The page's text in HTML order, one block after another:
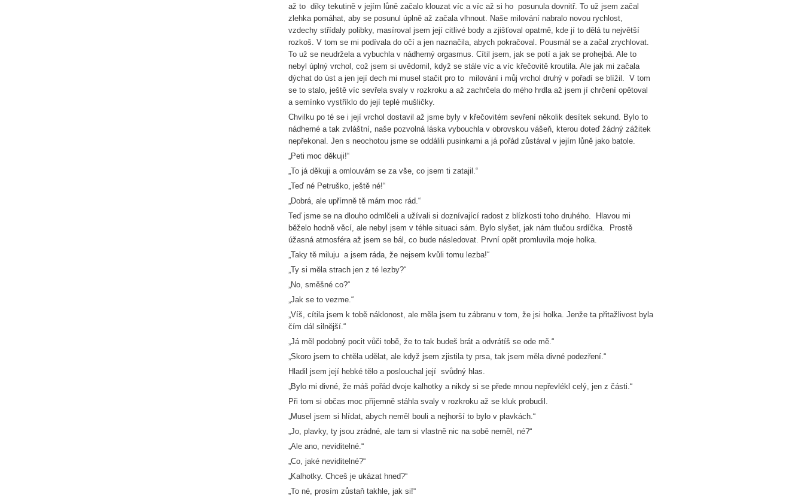
až to díky tekutině v jejím lůně začalo klouzat víc a víc až si ho posunula dovnitř. To už jsem začal
zlehka pomáhat, aby se posunul úplně až začala vlhnout. Naše milování nabralo novou rychlost,
vzdechy střídaly polibky, masíroval jsem její citlivé body a zjišťoval opatrně, kde jí to dělá tu největší
rozkoš. V tom se mi podívala do očí a jen naznačila, abych pokračoval. Pousmál se a začal zrychlovat.
To už se neudržela a vybuchla v nádherný orgasmus. Cítil jsem, jak se potí a jak se prohejbá. Ale to
nebyl úplný vrchol, což jsem si uvědomil, když se stále víc a víc křečovitě kroutila. Ale jak mi začala
dýchat do úst a jen její dech mi musel stačit pro to milování i můj vrchol druhý v pořadí se blížil. V tom
se to stalo, ještě víc sevřela svaly v rozkroku a až zachrčela do mého hrdla až jsem jí chrčení opětoval
a semínko vystříklo do její teplé mušličky.
Chvilku po té se i její vrchol dostavil až jsme byly v křečovitém sevření několik desítek sekund. Bylo to
nádherné a tak zvláštní, naše pozvolná láska vybouchla v obrovskou vášeň, kterou doteď žádný zážitek
nepřekonal. Jen s neochotou jsme se oddálili pusinkami a já pořád zůstával v jejím lůně jako batole.
„Peti moc děkuji!“
„To já děkuji a omlouvám se za vše, co jsem ti zatajil.“
„Teď né Petruško, ještě né!“
„Dobrá, ale upřímně tě mám moc rád.“
Teď jsme se na dlouho odmlčeli a užívali si doznívající radost z blízkosti toho druhého. Hlavou mi
běželo hodně věcí, ale nebyl jsem v téhle situaci sám. Bylo slyšet, jak nám tlučou srdíčka. Prostě
úžasná atmosféra až jsem se bál, co bude následovat. První opět promluvila moje holka.
„Taky tě miluju a jsem ráda, že nejsem kvůli tomu lezba!“
„Ty si měla strach jen z té lezby?“
„No, směšné co?“
„Jak se to vezme.“
„Víš, cítila jsem k tobě náklonost, ale měla jsem tu zábranu v tom, že jsi holka. Jenže ta přitažlivost byla
čím dál silnější.“
„Já měl podobný pocit vůči tobě, že to tak budeš brát a odvrátíš se ode mě.“
„Skoro jsem to chtěla udělat, ale když jsem zjistila ty prsa, tak jsem měla divné podezření.“
Hladil jsem její hebké tělo a poslouchal její svůdný hlas.
„Bylo mi divné, že máš pořád dvoje kalhotky a nikdy si se přede mnou nepřevlékl celý, jen z části.“
Při tom si občas moc příjemně stáhla svaly v rozkroku až se kluk probudil.
„Musel jsem si hlídat, abych neměl bouli a nejhorší to bylo v plavkách.“
„Jo, plavky, ty jsou zrádné, ale tam si vlastně nic na sobě neměl, né?“
„Ale ano, neviditelné.“
„Co, jaké neviditelné?“
„Kalhotky. Chceš je ukázat hned?“
„To né, prosím zůstaň takhle, jak si!“